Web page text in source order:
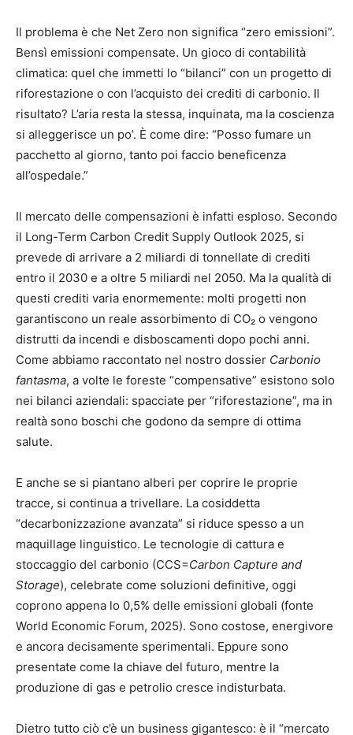
Il problema è che Net Zero non significa “zero emissioni”.
Bensì emissioni compensate. Un gioco di contabilità
climatica: quel che immetti lo “bilanci” con un progetto di
riforestazione o con l’acquisto dei crediti di carbonio. Il
risultato? L’aria resta la stessa, inquinata, ma la coscienza
si alleggerisce un po’. È come dire: “Posso fumare un
pacchetto al giorno, tanto poi faccio beneficenza
all’ospedale.”
Il mercato delle compensazioni è infatti esploso. Secondo
il Long-Term Carbon Credit Supply Outlook 2025, si
prevede di arrivare a 2 miliardi di tonnellate di crediti
entro il 2030 e a oltre 5 miliardi nel 2050. Ma la qualità di
questi crediti varia enormemente: molti progetti non
garantiscono un reale assorbimento di CO₂ o vengono
distrutti da incendi e disboscamenti dopo pochi anni.
Come abbiamo raccontato nel nostro dossier Carbonio
fantasma, a volte le foreste “compensative” esistono solo
nei bilanci aziendali: spacciate per “riforestazione”, ma in
realtà sono boschi che godono da sempre di ottima
salute.
E anche se si piantano alberi per coprire le proprie
tracce, si continua a trivellare. La cosiddetta
“decarbonizzazione avanzata” si riduce spesso a un
maquillage linguistico. Le tecnologie di cattura e
stoccaggio del carbonio (CCS=Carbon Capture and
Storage), celebrate come soluzioni definitive, oggi
coprono appena lo 0,5% delle emissioni globali (fonte
World Economic Forum, 2025). Sono costose, energivore
e ancora decisamente sperimentali. Eppure sono
presentate come la chiave del futuro, mentre la
produzione di gas e petrolio cresce indisturbata.
Dietro tutto ciò c’è un business gigantesco: è il “mercato